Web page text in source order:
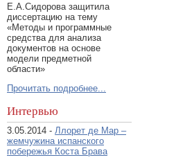
Е.А.Сидорова защитила
диссертацию на тему
«Методы и программные
средства для анализа
документов на основе
модели предметной
области»
Прочитать подробнее...
Интервью
3.05.2014 - Ллорет де Мар –
жемчужина испанского
побережья Коста Брава